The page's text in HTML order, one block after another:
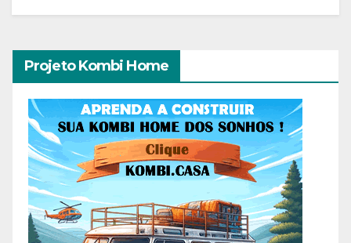
Projeto Kombi Home